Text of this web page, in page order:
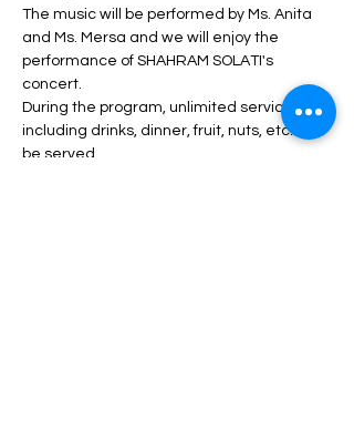
The music will be performed by Ms. Anita
and Ms. Mersa and we will enjoy the
performance of SHAHRAM SOLATI's
concert.
During the program, unlimited service
including drinks, dinner, fruit, nuts, etc. will
be served.